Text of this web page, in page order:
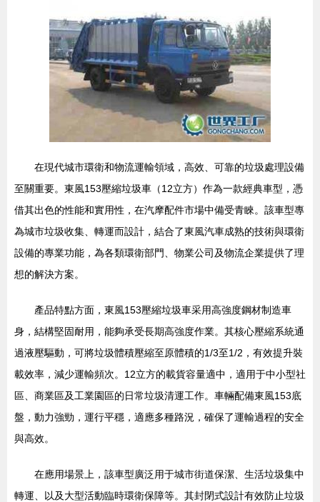
在現代城市環衛和物流運輸領域，高效、可靠的垃圾處理設備
至關重要。東風153壓縮垃圾車（12立方）作為一款經典車型，憑
借其出色的性能和實用性，在汽摩配件市場中備受青睞。該車型專
為城市垃圾收集、轉運而設計，結合了東風汽車成熟的技術與環衛
設備的專業功能，為各類環衛部門、物業公司及物流企業提供了理
想的解決方案。
產品特點方面，東風153壓縮垃圾車采用高強度鋼材制造車
身，結構堅固耐用，能夠承受長期高強度作業。其核心壓縮系統通
過液壓驅動，可將垃圾體積壓縮至原體積的1/3至1/2，有效提升裝
載效率，減少運輸頻次。12立方的載貨容量適中，適用于中小型社
區、商業區及工業園區的日常垃圾清運工作。車輛配備東風153底
盤，動力強勁，運行平穩，適應多種路況，確保了運輸過程的安全
與高效。
在應用場景上，該車型廣泛用于城市街道保潔、生活垃圾集中
轉運、以及大型活動臨時環衛保障等。其封閉式設計有效防止垃圾